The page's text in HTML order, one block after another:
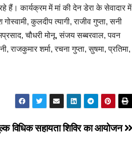
हैं। कार्यक्रम में मां की देन डेरा के सेवादार में
कुलदीप त्यागी, राजीव गुप्ता, सनी
चौधरी मोनू, संजय सब्बरवाल, पवन
शर्मा, रचना गुप्ता, सुषमा, प्रतिमा,
विधिक सहायता शिविर का आयोजन